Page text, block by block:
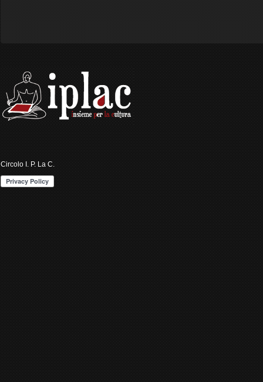
Circolo I. P. La C.